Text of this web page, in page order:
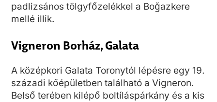
padlizsános tölgyfőzelékkel a Boğazkere
mellé illik.
Vigneron Borház, Galata
A középkori Galata Toronytól lépésre egy 19.
századi kőépületben található a Vigneron.
Belső terében kilépő boltíláspárkány és a kis